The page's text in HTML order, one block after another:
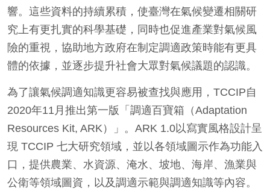
響。這些資料的持續累積，使臺灣在氣候變遷相關研
究上有更扎實的科學基礎，同時也促進產業對氣候風
險的重視，協助地方政府在制定調適政策時能有更具
體的依據，並逐步提升社會大眾對氣候議題的認識。
為了讓氣候調適知識更容易被查找與應用，TCCIP自
2020年11月推出第一版「調適百寶箱（Adaptation
Resources Kit, ARK）」。ARK 1.0以寫實風格設計呈
現 TCCIP 七大研究領域，並以各領域圖示作為功能入
口，提供農業、水資源、淹水、坡地、海岸、漁業與
公衛等領域圖資，以及調適示範與調適知識等內容。